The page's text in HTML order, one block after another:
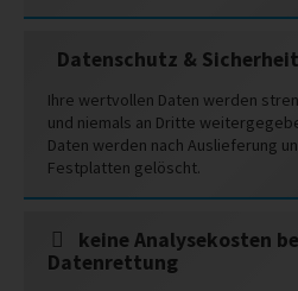
Datenschutz & Sicherheit
Ihre wertvollen Daten werden
und niemals an Dritte
Daten werden nach Auslieferung
Festplatten gelöscht.
keine Analysekosten
Datenrettung